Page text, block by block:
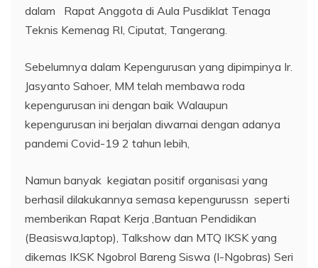
dalam Rapat Anggota di Aula Pusdiklat Tenaga
Teknis Kemenag RI, Ciputat, Tangerang.
Sebelumnya dalam Kepengurusan yang dipimpinya Ir.
Jasyanto Sahoer, MM telah membawa roda
kepengurusan ini dengan baik Walaupun
kepengurusan ini berjalan diwarnai dengan adanya
pandemi Covid-19 2 tahun lebih,
Namun banyak kegiatan positif organisasi yang
berhasil dilakukannya semasa kepengurussn seperti
memberikan Rapat Kerja ,Bantuan Pendidikan
(Beasiswa,laptop), Talkshow dan MTQ IKSK yang
dikemas IKSK Ngobrol Bareng Siswa (I-Ngobras) Seri